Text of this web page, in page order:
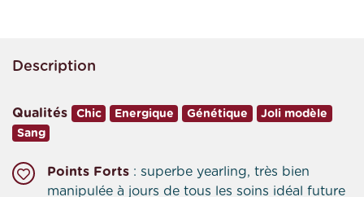
Description
Qualités Chic Energique Génétique
Joli modèle
Sang
Points Forts : superbe yearling, très bien
manipulée à jours de tous les soins idéal future